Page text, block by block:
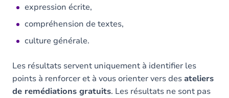
expression écrite,
compréhension de textes,
culture générale.
Les résultats servent uniquement à identifier les
points à renforcer et à vous orienter vers desateliers
de remédiations gratuits. Les résultats ne sont pas